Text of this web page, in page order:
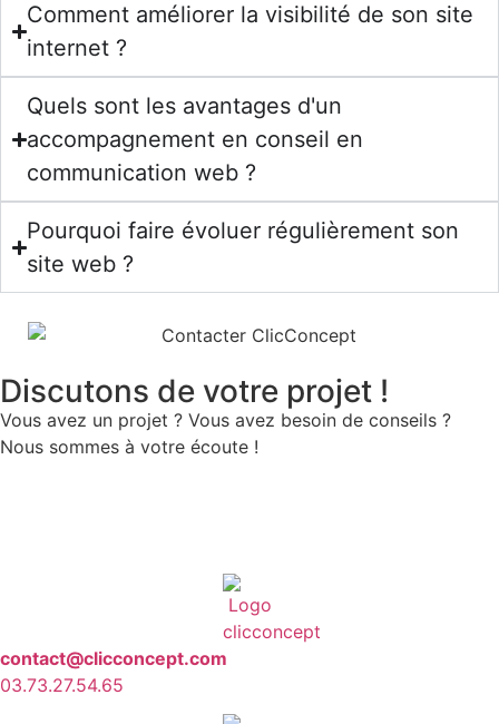
Comment améliorer la visibilité de son site
internet ?
Quels sont les avantages d'un
accompagnement en conseil en
communication web ?
Pourquoi faire évoluer régulièrement son
site web ?
Discutons de votre projet !
Vous avez un projet ? Vous avez besoin de conseils ?
Nous sommes à votre écoute !
contact@clicconcept.com
03.73.27.54.65